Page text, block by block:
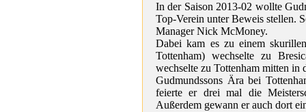
In der Saison 2013-02 wollte
Top-Verein unter Beweis stellen.
Manager Nick McMoney.
Dabei kam es zu einem
Tottenham) wechselte zu
wechselte zu Tottenham mitten in
Gudmundssons Ära bei
feierte er drei mal die
Außerdem gewann er auch dort